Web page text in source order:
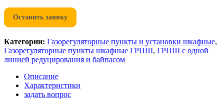
Оставить заявку
Категории: Газорегуляторные пункты и установки шкафные,
Газорегуляторные пункты шкафные ГРПШ, ГРПШ с одной
линией редуцирования и байпасом
Описание
Характеристики
задать вопрос